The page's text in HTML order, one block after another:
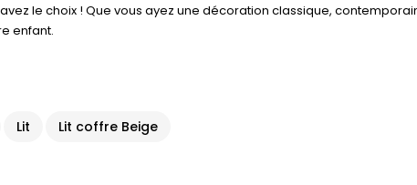
le choix ! Que vous ayez une décoration classique,
enfant.
Lit Lit coffre Beige